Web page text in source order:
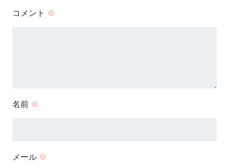
コメント ※
名前 ※
メール ※